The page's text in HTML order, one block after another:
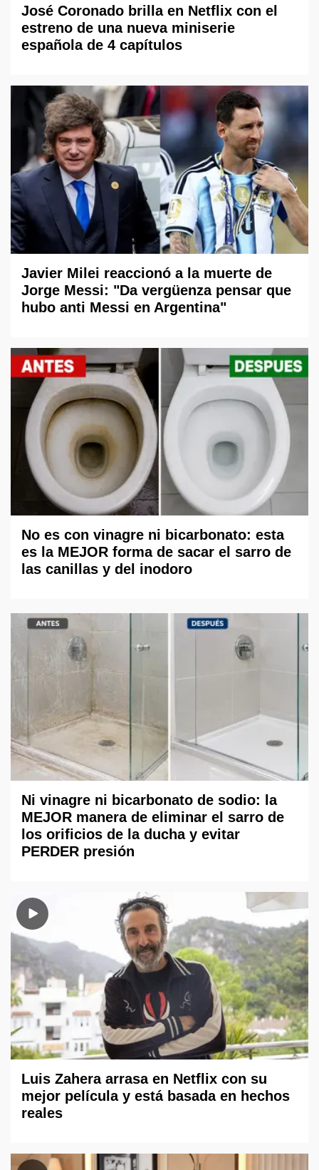
José Coronado brilla en Netflix con el
estreno de una nueva miniserie
española de 4 capítulos
Javier Milei reaccionó a la muerte de
Jorge Messi: "Da vergüenza pensar que
hubo anti Messi en Argentina"
No es con vinagre ni bicarbonato: esta
es la MEJOR forma de sacar el sarro de
las canillas y del inodoro
Ni vinagre ni bicarbonato de sodio: la
MEJOR manera de eliminar el sarro de
los orificios de la ducha y evitar
PERDER presión
Luis Zahera arrasa en Netflix con su
mejor película y está basada en hechos
reales